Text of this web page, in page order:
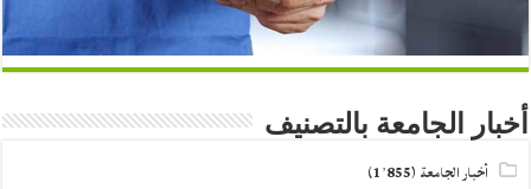
أخبار الجامعة بالتصنيف
أخبار الجامعة (1٬855)